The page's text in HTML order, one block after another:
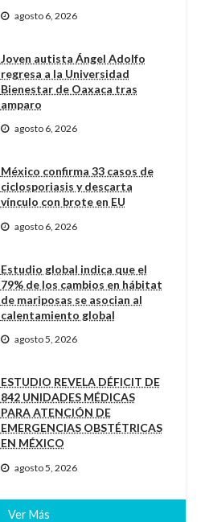
agosto 6, 2026
Joven autista Ángel Adolfo
regresa a la Universidad
Bienestar de Oaxaca tras
amparo
agosto 6, 2026
México confirma 33 casos de
ciclosporiasis y descarta
vínculo con brote en EU
agosto 6, 2026
Estudio global indica que el
79% de los cambios en hábitat
de mariposas se asocian al
calentamiento global
agosto 5, 2026
ESTUDIO REVELA DÉFICIT DE
842 UNIDADES MÉDICAS
PARA ATENCIÓN DE
EMERGENCIAS OBSTÉTRICAS
EN MÉXICO
agosto 5, 2026
Ver Más